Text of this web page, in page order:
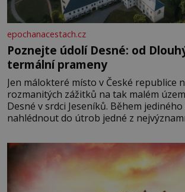
epochanacestach.cz
Poznejte údolí Desné: od
termální prameny
Jen málokteré místo v České republice
rozmanitých zážitků na tak malém
Desné v srdci Jeseníků. Během
nahlédnout do útrob jedné z
se na koloběžce a den zakončit
Velkých Losinách nebo v termálním